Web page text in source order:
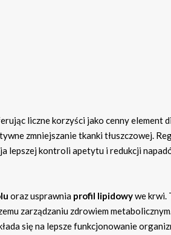
liczne korzyści jako cenny element
zmniejszanie tkanki tłuszczowej.
lepszej kontroli apetytu i redukcji
oraz usprawnia profil lipidowywe krwi.
zarządzaniu zdrowiem
się na lepsze funkcjonowanie